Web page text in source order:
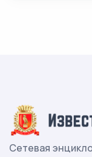
Сетевая